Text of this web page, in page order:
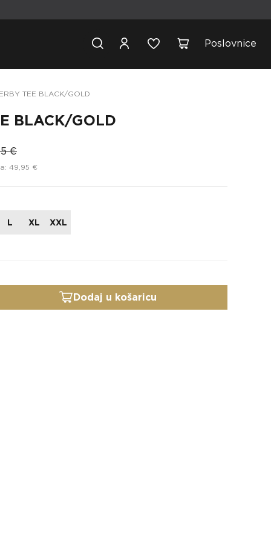
Poslovnice
TEE BLACK/GOLD
BLACK/GOLD
€
49,95 €
L XL XXL
Dodaj u košaricu